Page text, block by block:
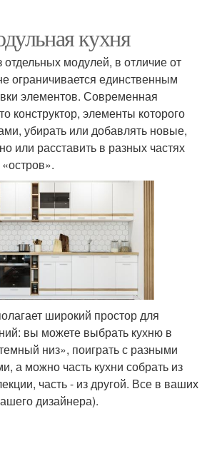
кухня
отдельных модулей, в отличие от
ограничивается единственным
элементов. Современная
конструктор, элементы которого
убирать или добавлять новые,
или расставить в разных частях
широкий простор для
вы можете выбрать кухню в
низ», поиграть с разными
а можно часть кухни собрать из
часть - из другой. Все в ваших
дизайнера).